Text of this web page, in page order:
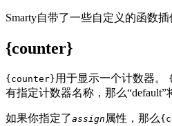
Smarty自带了一些自定义的函数
{counter}
{counter} 用于显示一个计数器。
有指定计数器名称，那么“default”
如果你指定了assign 属性，那么